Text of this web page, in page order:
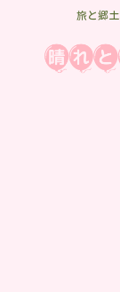
旅と郷